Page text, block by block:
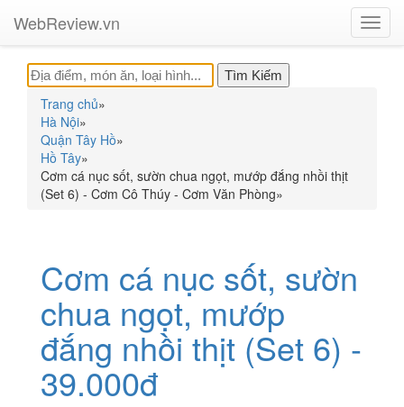
WebReview.vn
Trang chủ»
Hà Nội»
Quận Tây Hồ»
Hồ Tây»
Cơm cá nục sốt, sườn chua ngọt, mướp đắng nhồi thịt
(Set 6) - Cơm Cô Thúy - Cơm Văn Phòng»
Cơm cá nục sốt, sườn
chua ngọt, mướp
đắng nhồi thịt (Set 6) -
39.000đ